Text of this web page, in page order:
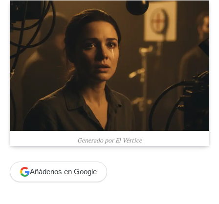
Generado por El Vértice
Añádenos en Google